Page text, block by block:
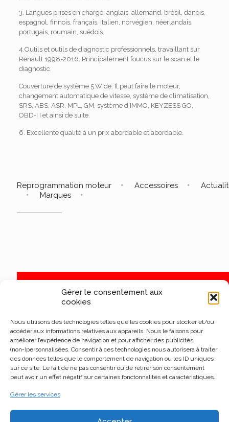
Gérer le consentement aux
cookies
Nous utilisons des technologies telles que les cookies pour stocker et/ou
accéder aux informations relatives aux appareils. Nous le faisons pour
améliorer l’expérience de navigation et pour afficher des publicités
(non-)personnalisées. Consentir à ces technologies nous autorisera à traiter
des données telles que le comportement de navigation ou les ID uniques
sur ce site. Le fait de ne pas consentir ou de retirer son consentement
peut avoir un effet négatif sur certaines fonctonnalités et caractéristiques.
Gérer les services
3. Langues prises en charge: anglais, allemand, brésil, danois,
espagnol, finnois, français, italien, norvégien, néerlandais,
portugais, roumain, suédois.
4.Outils et outils de diagnostic professionnels, travaillant sur
Renault 1998-2016. Principalement foucus sur le scan et le
diagnostic.
Couverture de système 5.Wide: Il peut faire le moteur,
changement automatique de vitesse, système de climatisation,
SRS, ABS, ASR, MPL, GM, système d’IMMO, KEYZESS GO,
OBD-I I et ainsi de suite.
6. Excellente qualité à un prix abordable et abordable.
Reprogrammation moteur Accessoires
Marques